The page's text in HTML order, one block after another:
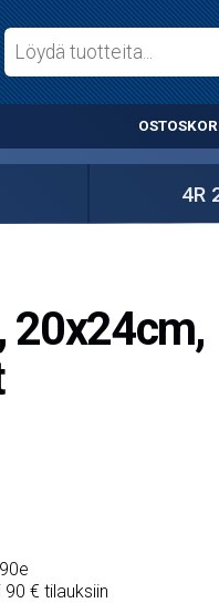
4R
20x24cm,
€ tilauksiin